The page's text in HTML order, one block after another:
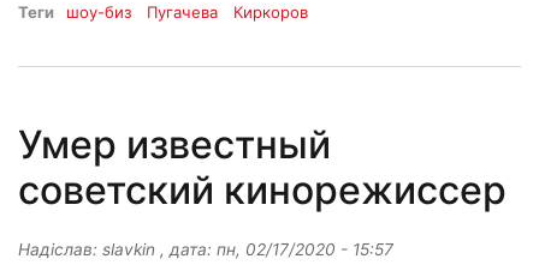
Теги шоу-биз Пугачева Киркоров
Умер известный
советский кинорежиссер
Надіслав: slavkin , дата: пн, 02/17/2020 - 15:57